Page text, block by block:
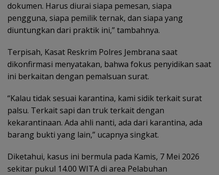
dokumen. Harus diurai siapa pemesan, siapa
pengguna, siapa pemilik ternak, dan siapa yang
diuntungkan dari praktik ini,” tambahnya.
Terpisah, Kasat Reskrim Polres Jembrana saat
dikonfirmasi menyatakan, bahwa fokus penyidikan saat
ini berkaitan dengan pemalsuan surat.
“Kalau tidak sesuai karantina, kami sidik terkait surat
palsu. Terkait sapi dan truk terkait dengan
kekarantinaan. Ada ahli nanti, ada dari karantina, ada
barang bukti yang lain,” ucapnya singkat.
Diketahui, kasus ini bermula pada Kamis, 7 Mei 2026
sekitar pukul 14.00 WITA di area Pelabuhan